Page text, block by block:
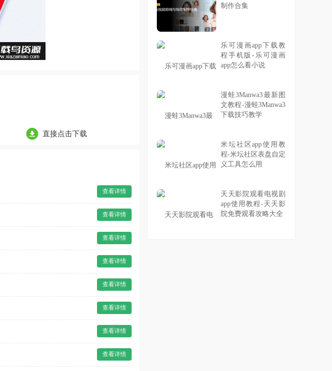
直接点击下载
查看详情
查看详情
查看详情
查看详情
查看详情
查看详情
查看详情
查看详情
制作合集
乐可漫画app下载教
程手机版-乐可漫画
app怎么看小说
漫蛙3Manwa3最新图
文教程-漫蛙3Manwa3
下载技巧教学
米坛社区app使用教
程-米坛社区表盘自定
义工具怎么用
天天影院观看电视剧
app使用教程-天天影
院免费观看攻略大全